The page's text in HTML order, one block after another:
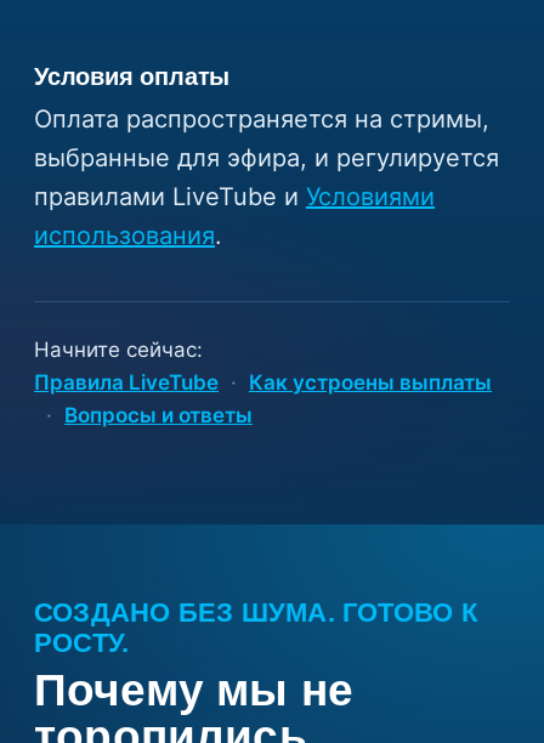
Условия оплаты
Оплата распространяется на стримы,
выбранные для эфира, и регулируется
правилами LiveTube и Условиями
использования.
Начните сейчас:
Правила LiveTube · Как устроены выплаты
· Вопросы и ответы
СОЗДАНО БЕЗ ШУМА. ГОТОВО К
РОСТУ.
Почему мы не